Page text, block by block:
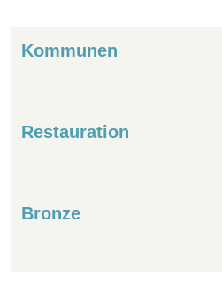
Kommunen
Restauration
Bronze